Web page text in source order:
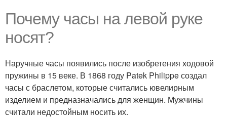
Почему часы на левой руке
носят?
Наручные часы появились после изобретения ходовой
пружины в 15 веке. В 1868 году Patek Philippe создал
часы с браслетом, которые считались ювелирным
изделием и предназначались для женщин. Мужчины
считали недостойным носить их.